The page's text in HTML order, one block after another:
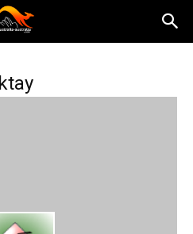
ktay